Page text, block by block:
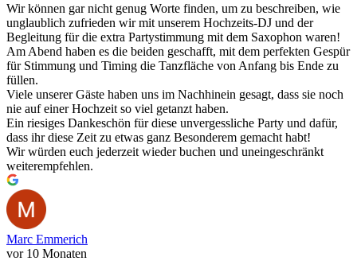
Wir können gar nicht genug Worte finden, um zu beschreiben, wie
unglaublich zufrieden wir mit unserem Hochzeits-DJ und der
Begleitung für die extra Partystimmung mit dem Saxophon waren!
Am Abend haben es die beiden geschafft, mit dem perfekten Gespür
für Stimmung und Timing die Tanzfläche von Anfang bis Ende zu
füllen.
Viele unserer Gäste haben uns im Nachhinein gesagt, dass sie noch
nie auf einer Hochzeit so viel getanzt haben.
Ein riesiges Dankeschön für diese unvergessliche Party und dafür,
dass ihr diese Zeit zu etwas ganz Besonderem gemacht habt!
Wir würden euch jederzeit wieder buchen und uneingeschränkt
weiterempfehlen.
Marc Emmerich
vor 10 Monaten